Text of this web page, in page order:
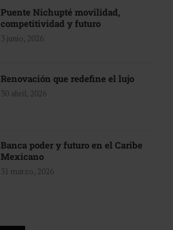
Puente Nichupté movilidad,
competitividad y futuro
3 junio, 2026
Renovación que redefine el lujo
30 abril, 2026
Banca poder y futuro en el Caribe
Mexicano
31 marzo, 2026